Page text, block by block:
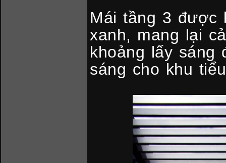
Mái tầng 3 được
xanh, mang lại
khoảng lấy sáng
sáng cho khu